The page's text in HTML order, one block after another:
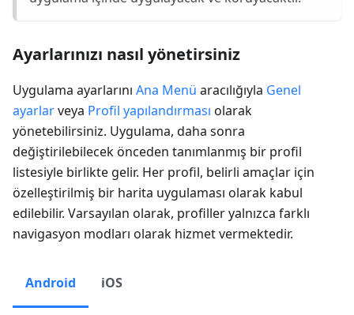
Ayarlarınızı nasıl yönetirsiniz
Uygulama ayarlarını Ana Menü aracılığıyla Genel
ayarlarveya Profil yapılandırması olarak
yönetebilirsiniz. Uygulama, daha sonra
değiştirilebilecek önceden tanımlanmış bir profil
listesiyle birlikte gelir. Her profil, belirli amaçlar için
özelleştirilmiş bir harita uygulaması olarak kabul
edilebilir. Varsayılan olarak, profiller yalnızca farklı
navigasyon modları olarak hizmet vermektedir.
Android iOS